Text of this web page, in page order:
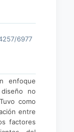
6977
enfoque
no
como
entre
factores